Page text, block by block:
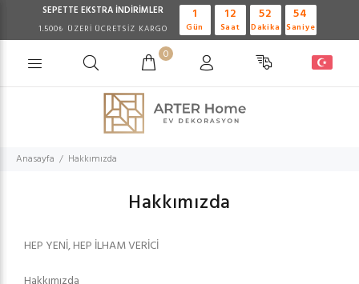
SEPETTE EKSTRA İNDİRİMLER
1.500₺ ÜZERİ ÜCRETSİZ KARGO
1
Gün
12
Saat
52
Dakika
54
Saniye
0
Anasayfa Hakkımızda
Hakkımızda
HEP YENİ, HEP İLHAM VERİCİ